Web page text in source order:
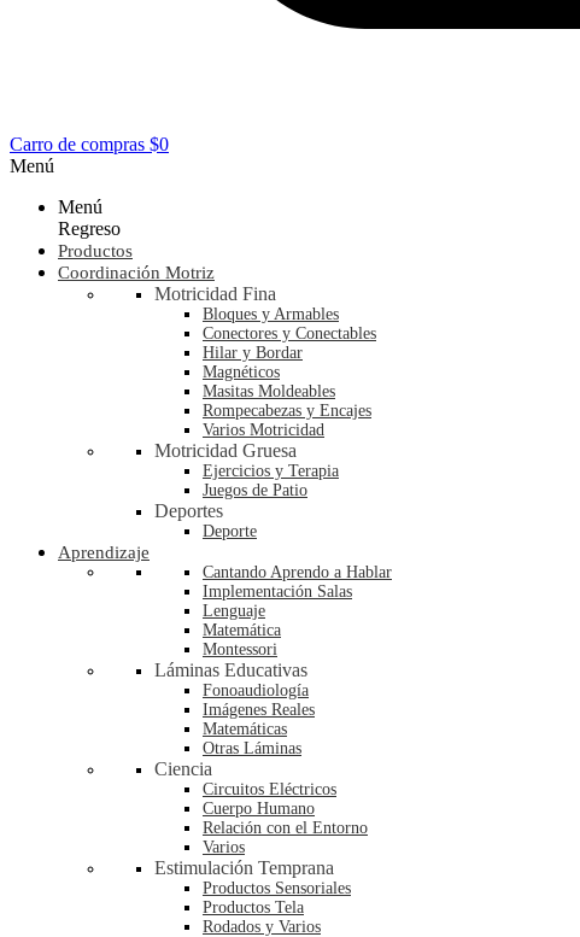
Carro de compras $0
Menú
Menú
Regreso
Productos
Coordinación Motriz
Motricidad Fina
Bloques y Armables
Conectores y Conectables
Hilar y Bordar
Magnéticos
Masitas Moldeables
Rompecabezas y Encajes
Varios Motricidad
Motricidad Gruesa
Ejercicios y Terapia
Juegos de Patio
Deportes
Deporte
Aprendizaje
Cantando Aprendo a Hablar
Implementación Salas
Lenguaje
Matemática
Montessori
Láminas Educativas
Fonoaudiología
Imágenes Reales
Matemáticas
Otras Láminas
Ciencia
Circuitos Eléctricos
Cuerpo Humano
Relación con el Entorno
Varios
Estimulación Temprana
Productos Sensoriales
Productos Tela
Rodados y Varios